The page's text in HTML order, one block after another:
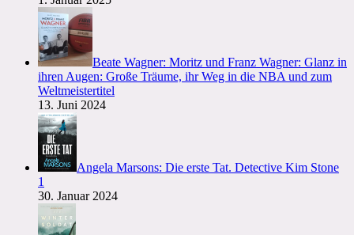
Beate Wagner: Moritz und Franz Wagner: Glanz in
ihren Augen: Große Träume, ihr Weg in die NBA und zum
Weltmeistertitel
13. Juni 2024
Angela Marsons: Die erste Tat. Detective Kim Stone
1
30. Januar 2024